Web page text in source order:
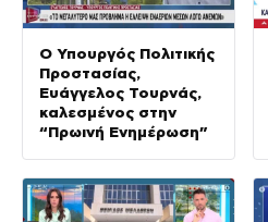
Ο Υπουργός Πολιτικής
Προστασίας,
Ευάγγελος Τουρνάς,
καλεσμένος στην
“Πρωινή Ενημέρωση”